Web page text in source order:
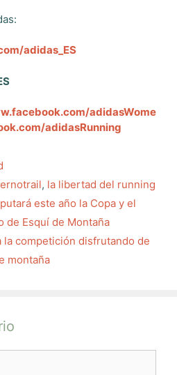
adidas_ES
adidasWome
adidasRunning
, la libertad del running
este año la Copa y el
de Esquí de Montaña
la competición disfrutando de
montaña